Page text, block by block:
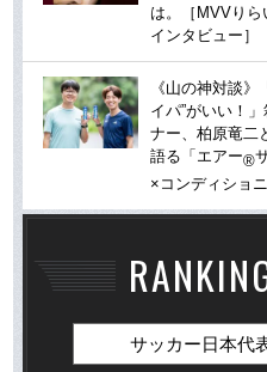
は。［MVVり
インタビュー］
《山の神対談》
イパ”がいい！
ナー、柏原竜二
語る「エアー®
×コンディショ
サッカー日本代